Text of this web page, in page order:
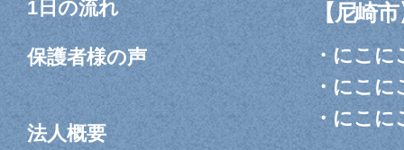
1日の流れ
保護者様の声
【尼崎
・にこに
・ にこに
・ にこに
法人概要